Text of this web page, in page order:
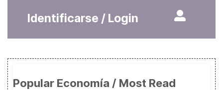
Identificarse / Login
Popular Economía / Most Read